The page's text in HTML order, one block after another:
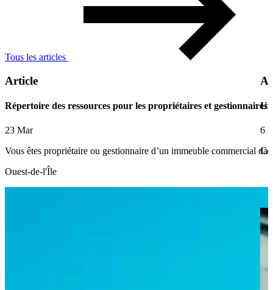
Tous les articles
Article
Répertoire des ressources pour les propriétaires et gestionnaires
23 Mar
Vous êtes propriétaire ou gestionnaire d’un immeuble commercial
Ouest-de-l'Île
6